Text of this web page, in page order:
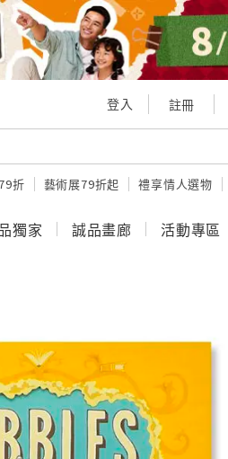
登入 註冊
折 藝術展79折起 禮享情人選物
獨家 誠品畫廊 活動專區